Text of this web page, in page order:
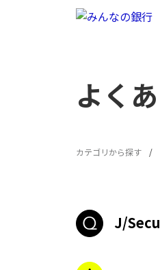
よく
カテゴリから探す
J/